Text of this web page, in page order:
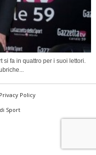
si fa in quattro per i suoi lettori.
Privacy Policy
Sport